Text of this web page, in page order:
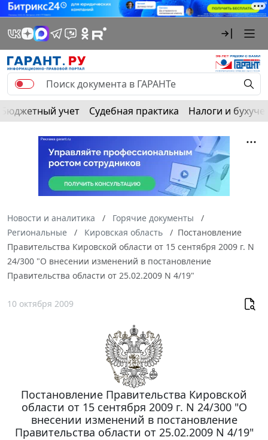
Бюджетный учет Судебная практика Налоги и
Новости и аналитика
Горячие документы
Региональные
Кировская область
Постановление
Правительства Кировской области от 15 сентября 2009 г. N
24/300 "О внесении изменений в постановление
Правительства области от 25.02.2009 N 4/19"
10 октября 2009
Постановление Правительства Кировской
области от 15 сентября 2009 г. N 24/300 "О
внесении изменений в постановление
Правительства области от 25.02.2009 N 4/19"